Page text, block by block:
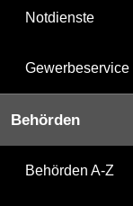
Notdienste
Gewerbeservice
Behörden
Behörden A-Z